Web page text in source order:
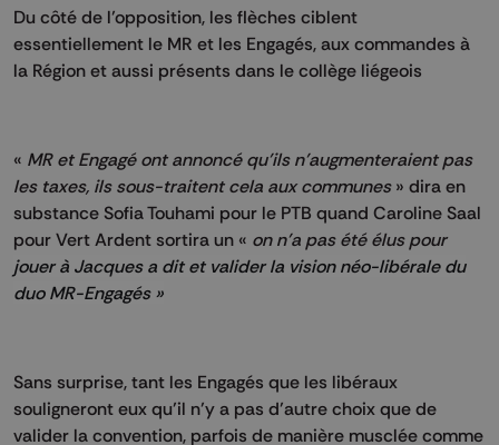
Du côté de l’opposition, les flèches ciblent
essentiellement le MR et les Engagés, aux commandes à
la Région et aussi présents dans le collège liégeois
« MR et Engagé ont annoncé qu’ils n’augmenteraient pas
les taxes, ils sous-traitent cela aux communes» dira en
substance Sofia Touhami pour le PTB quand Caroline Saal
pour Vert Ardent sortira un « on n’a pas été élus pour
jouer à Jacques a dit et valider la vision néo-libérale du
duo MR-Engagés »
Sans surprise, tant les Engagés que les libéraux
souligneront eux qu’il n’y a pas d’autre choix que de
valider la convention, parfois de manière musclée comme